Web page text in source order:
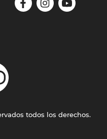
todos los derechos.